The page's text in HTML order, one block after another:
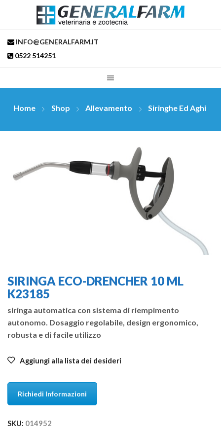
INFO@GENERALFARM.IT
0522 514251
Home Shop Allevamento Siringhe Ed Aghi
SIRINGA ECO-DRENCHER 10 ML
K23185
siringa automatica con sistema di riempimento
autonomo. Dosaggio regolabile, design ergonomico,
robusta e di facile utilizzo
Aggiungi alla lista dei desideri
Richiedi Informazioni
SKU: 014952